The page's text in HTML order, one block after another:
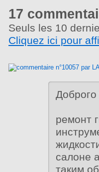
17
Seuls les 10
Cliquez ici pour
Доброго
ремонт
салоне
таким